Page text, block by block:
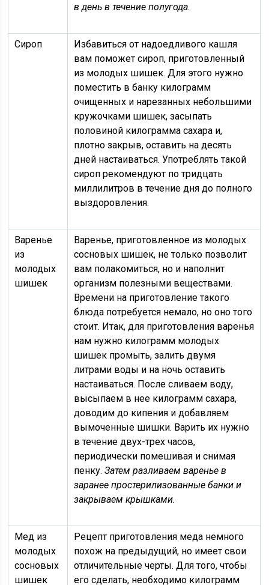
в день в течение полугода.
Сироп
Избавиться от надоедливого кашля
вам поможет сироп, приготовленный
из молодых шишек. Для этого нужно
поместить в банку килограмм
очищенных и нарезанных небольшими
кружочками шишек, засыпать
половиной килограмма сахара и,
плотно закрыв, оставить на десять
дней настаиваться. Употреблять такой
сироп рекомендуют по тридцать
миллилитров в течение дня до полного
выздоровления.
Варенье
из
молодых
шишек
Варенье, приготовленное из молодых
сосновых шишек, не только позволит
вам полакомиться, но и наполнит
организм полезными веществами.
Времени на приготовление такого
блюда потребуется немало, но оно того
стоит. Итак, для приготовления варенья
нам нужно килограмм молодых
шишек промыть, залить двумя
литрами воды и на ночь оставить
настаиваться. После сливаем воду,
высыпаем в нее килограмм сахара,
доводим до кипения и добавляем
вымоченные шишки. Варить их нужно
в течение двух-трех часов,
периодически помешивая и снимая
пенку.Затем разливаем варенье в
заранее простерилизованные банки и
закрываем крышками.
Мед из
молодых
сосновых
шишек
Рецепт приготовления меда немного
похож на предыдущий, но имеет свои
отличительные черты. Для того, чтобы
его сделать, необходимо килограмм